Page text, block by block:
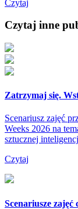
Czytaj
Czytaj inne
Zatrzymaj się.
Scenariusz zajęć
Weeks 2026 na
sztucznej
Czytaj
Scenariusze